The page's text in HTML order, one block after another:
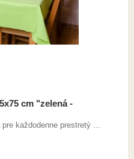
cm "zelená -
každodenne prestretý ...